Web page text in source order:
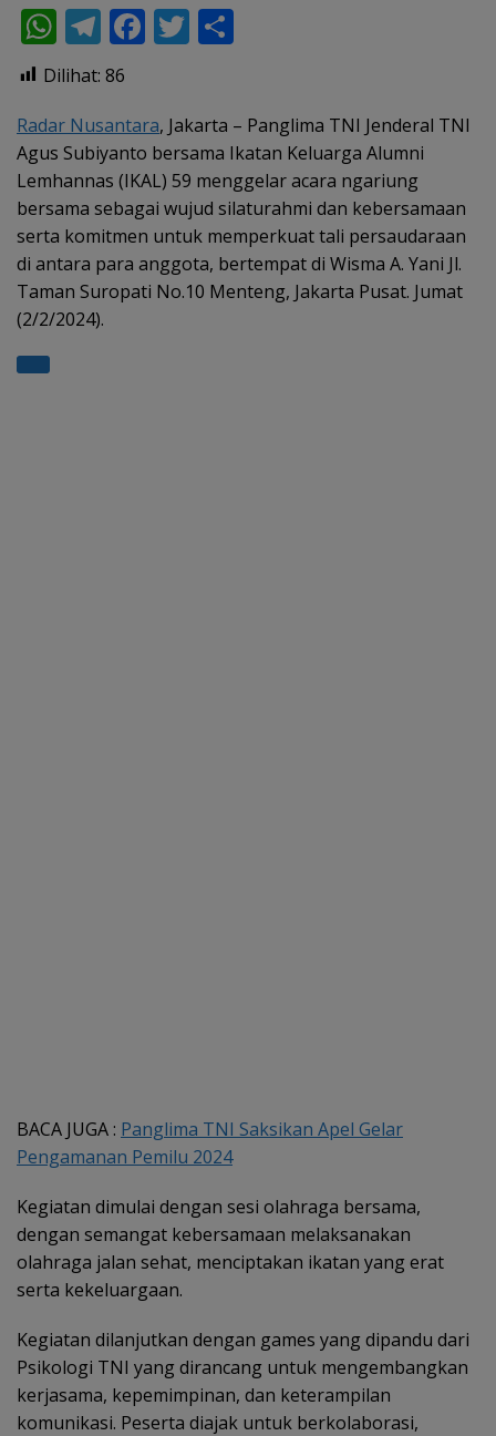
W
h
at
s
A
p
p
T
el
e
gr
a
m
F
b
o
o
k
T
er e
Dilihat: 86
Radar Nusantara, Jakarta – Panglima TNI Jenderal TNI
Agus Subiyanto bersama Ikatan Keluarga Alumni
Lemhannas (IKAL) 59 menggelar acara ngariung
bersama sebagai wujud silaturahmi dan kebersamaan
serta komitmen untuk memperkuat tali persaudaraan
di antara para anggota, bertempat di Wisma A. Yani Jl.
Taman Suropati No.10 Menteng, Jakarta Pusat. Jumat
(2/2/2024).
BACA JUGA : Panglima TNI Saksikan Apel Gelar
Pengamanan Pemilu 2024
Kegiatan dimulai dengan sesi olahraga bersama,
dengan semangat kebersamaan melaksanakan
olahraga jalan sehat, menciptakan ikatan yang erat
serta kekeluargaan.
Kegiatan dilanjutkan dengan games yang dipandu dari
Psikologi TNI yang dirancang untuk mengembangkan
kerjasama, kepemimpinan, dan keterampilan
komunikasi. Peserta diajak untuk berkolaborasi,